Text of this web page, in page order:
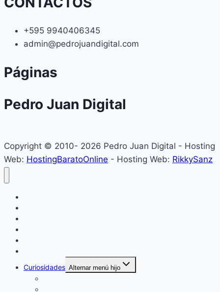
+595 9940406345
admin@pedrojuandigital.com
Páginas
Pedro Juan Digital
Copyright © 2010- 2026 Pedro Juan Digital - Hosting
Web: HostingBaratoOnline - Hosting Web: RikkySanz
Curiosidades Alternar menú hijo